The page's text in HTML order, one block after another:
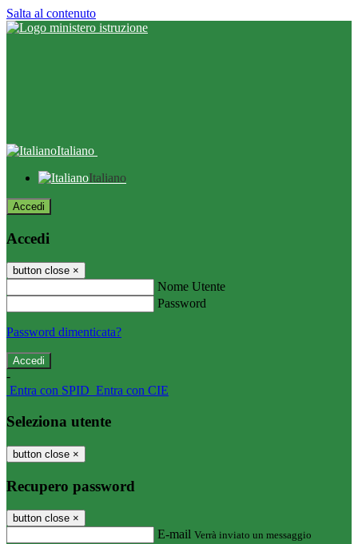
Salta al contenuto
Italiano
Italiano
Accedi
Accedi
button close ×
Nome Utente
Password
Password dimenticata?
-
Entra con SPID Entra con CIE
Seleziona utente
button close ×
Recupero password
button close ×
E-mail Verrà inviato un messaggio